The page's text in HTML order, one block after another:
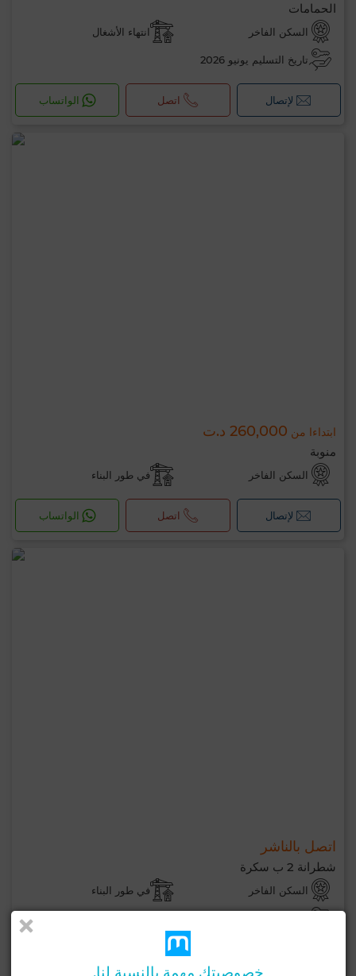
الحمامات
السكن الفاخر انتهاء الأشغال
تاريخ التسليم يونيو 2026
لإتصال اتصل الواتساب
ابتداءا من 260,000 د.ت
منوبة
السكن الفاخر في طور البناء
لإتصال اتصل الواتساب
اتصل بالناشر
شطرانة 2 ب سكرة
السكن الفاخر في طور البناء
اتصل